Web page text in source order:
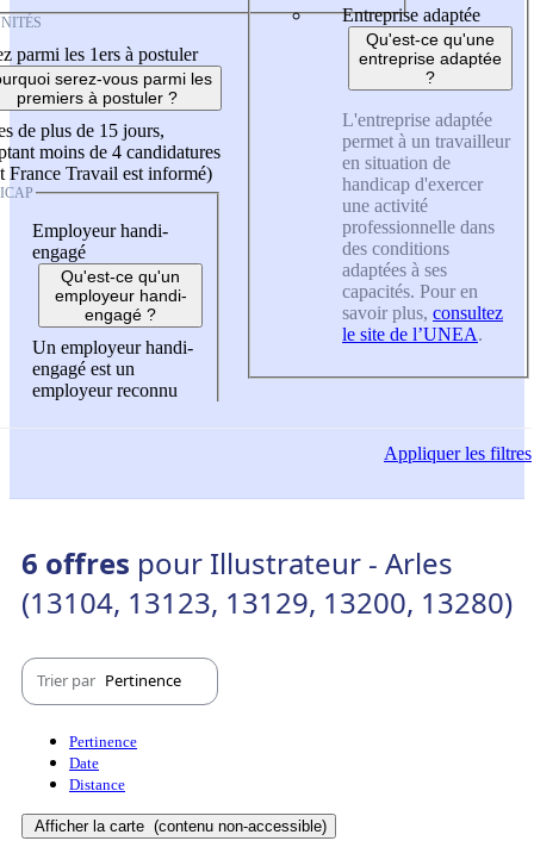
parmi les 1ers à postuler
serez-vous parmi les
premiers à postuler ?
de plus de 15 jours,
moins de 4 candidatures
France Travail est informé)
Employeur handi-
engagé
Qu'est-ce qu'un
employeur handi-
engagé ?
Un employeur handi-
engagé est un
employeur reconnu
Entreprise adaptée
Qu'est-ce qu'une
entreprise adaptée
?
L'entreprise adaptée
permet à un travailleur
en situation de
handicap d'exercer
une activité
professionnelle dans
des conditions
adaptées à ses
capacités. Pour en
savoir plus, consultez
le site de l’UNEA.
Appliquerles filtres
6 offres pour Illustrateur - Arles
(13104, 13123, 13129, 13200, 13280)
Trier par Pertinence
Pertinence
Date
Distance
Afficher la carte (contenu non-accessible)